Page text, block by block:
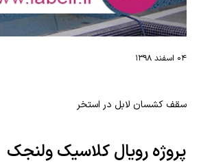
۰۴ اسفند ۱۳۹۸
سقف کشسان لابل در استخر
پروژه رویال کلاسیک ولنجک